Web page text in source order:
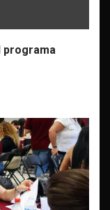
programa